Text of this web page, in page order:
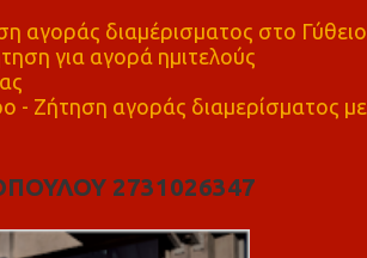
αγοράς διαμέρισματος στο Γύθειο
για αγορά ημιτελούς
- Ζήτηση αγοράς διαμερίσματος με
2731026347